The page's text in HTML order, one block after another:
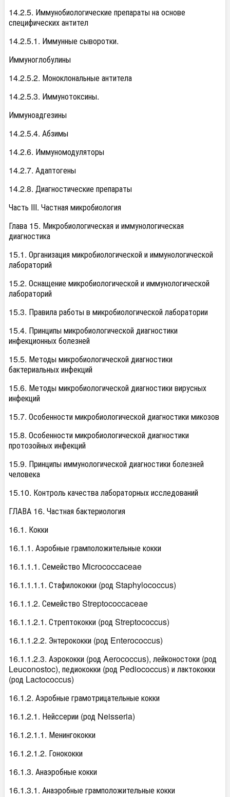
14.2.5. Иммунобиологические препараты на основе
специфических антител
14.2.5.1. Иммунные сыворотки.
Иммуноглобулины
14.2.5.2. Моноклональные антитела
14.2.5.3. Иммунотоксины.
Иммуноадгезины
14.2.5.4. Абзимы
14.2.6. Иммуномодуляторы
14.2.7. Адаптогены
14.2.8. Диагностические препараты
Часть III. Частная микробиология
Глава 15. Микробиологическая и иммунологическая
диагностика
15.1. Организация микробиологической и иммунологической
лабораторий
15.2. Оснащение микробиологической и иммунологической
лабораторий
15.3. Правила работы в микробиологической лаборатории
15.4. Принципы микробиологической диагностики
инфекционных болезней
15.5. Методы микробиологической диагностики
бактериальных инфекций
15.6. Методы микробиологической диагностики вирусных
инфекций
15.7. Особенности микробиологической диагностики микозов
15.8. Особенности микробиологической диагностики
протозойных инфекций
15.9. Принципы иммунологической диагностики болезней
человека
15.10. Контроль качества лабораторных исследований
ГЛАВА 16. Частная бактериология
16.1. Кокки
16.1.1. Аэробные грамположительные кокки
16.1.1.1. Семейство Micrococcaceae
16.1.1.1.1. Стафилококки (род Staphylococcus)
16.1.1.2. Семейство Streptococcaceae
16.1.1.2.1. Стрептококки (род Streptococcus)
16.1.1.2.2. Энтерококки (род Enterococcus)
16.1.1.2.3. Аэрококки (род Aerococcus), лейконостоки (род
Leuconostoc), педиококки (род Pediococcus) и лактококки
(род Lactococcus)
16.1.2. Аэробные грамотрицательные кокки
16.1.2.1. Нейссерии (род Neisseria)
16.1.2.1.1. Менингококки
16.1.2.1.2. Гонококки
16.1.3. Анаэробные кокки
16.1.3.1. Анаэробные грамположительные кокки